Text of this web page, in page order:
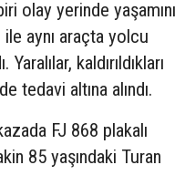
olay yerinde yaşamını
aynı araçta yolcu
kaldırıldıkları
tedavi altına alındı.
FJ 868 plakalı
85 yaşındaki Turan